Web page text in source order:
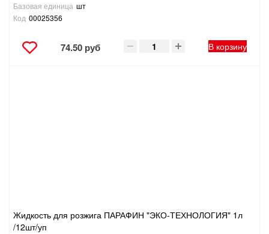
Базовая единица шт
Код 00025356
74.50 руб В корзину
Жидкость для розжига ПАРАФИН "ЭКО-ТЕХНОЛОГИЯ" 1л
/12шт/уп